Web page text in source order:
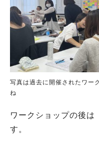
写真は過去に開催されたワー
ね
ワークショップの後は
す。